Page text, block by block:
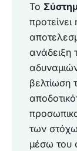
Το
ανάδειξη
βελτίωση
των
μέσω του